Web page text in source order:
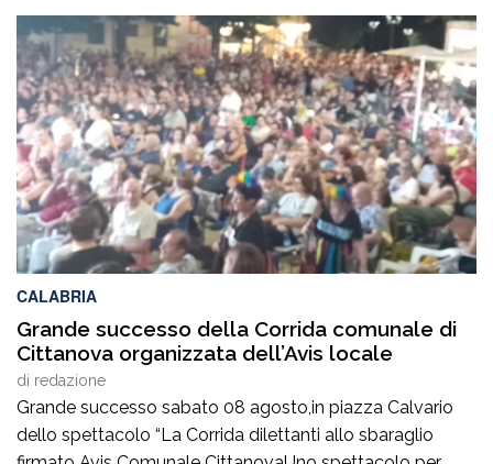
Oltre 500 le aziende presenti. «Abbiamo riacceso i
motori della nostra terra», ha commentato il
governatore della Calabria, Roberto Occhiuto,
sottolineando come la kermesse rappresenti
un’occasione imperdibile per valorizzare identità, […]
CALABRIA
Grande successo della Corrida comunale di
Cittanova organizzata dell’Avis locale
di redazione
Grande successo sabato 08 agosto,in piazza Calvario
dello spettacolo “La Corrida dilettanti allo sbaraglio